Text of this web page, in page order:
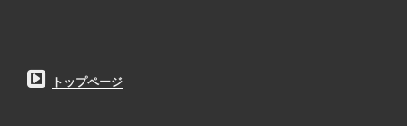
トップページ